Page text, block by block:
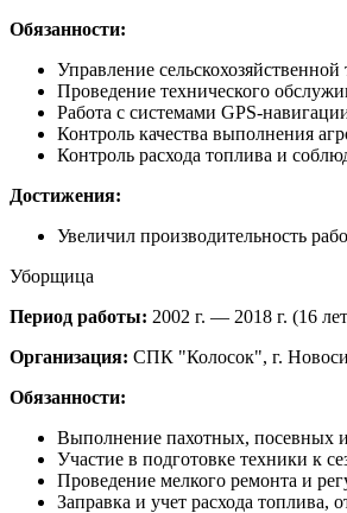
Обязанности:
Управление
Проведение технического
Работа с системами GPS-
Контроль качества выполнения
Контроль расхода топлива и
Достижения:
Увеличил производительность
Уборщица
Период работы: 2002 г. — 2018 г. (16
Организация: СПК "Колосок", г.
Обязанности:
Выполнение пахотных, посевных
Участие в подготовке техники к
Проведение мелкого ремонта и
Заправка и учет расхода топлива,